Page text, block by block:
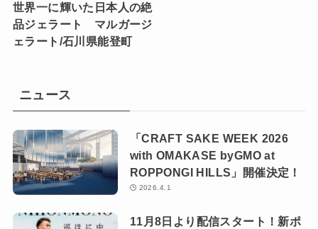
世界一に輝いた日本人の絶
品ジェラート マルガージ
ェラート/石川県能登町
ニュース
「CRAFT SAKE WEEK 2026
with OMAKASE byGMO at
ROPPONGI HILLS」開催決定！
2026.4.1
11月8日より配信スタート！新ポ